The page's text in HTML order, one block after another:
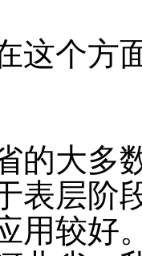
这个方
大多数
表层阶
用较好